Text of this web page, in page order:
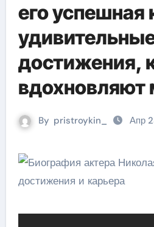
его успешная
достижения,
By pristroykin_ Апр